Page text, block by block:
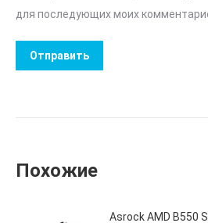
для последующих моих
Похожие
Asrock AMD B550